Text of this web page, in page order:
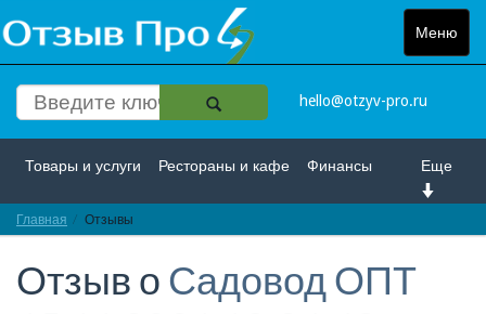
Меню
Toggle
hello@otzyv-pro.ru
Еще
Товары и услуги Рестораны и кафе Финансы
Красота и здоровье
Интернет Путешествие и отдых Транспорт
Главная Отзывы
Отзыв о Садовод ОПТ